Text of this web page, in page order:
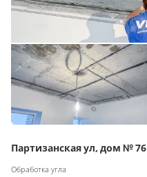
Партизанская ул, дом № 76
Обработка угла